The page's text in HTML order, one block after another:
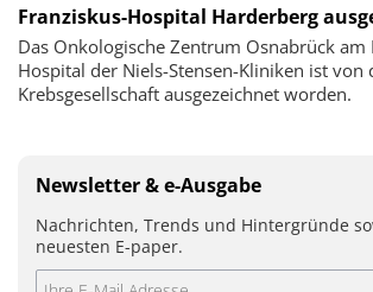
Franziskus-Hospital Harderberg
Das Onkologische Zentrum Osnabrück am
Hospital der Niels-Stensen-Kliniken ist von
Krebsgesellschaft ausgezeichnet worden.
Newsletter & e-Ausgabe
Nachrichten, Trends und Hintergründe
neuesten E-paper.